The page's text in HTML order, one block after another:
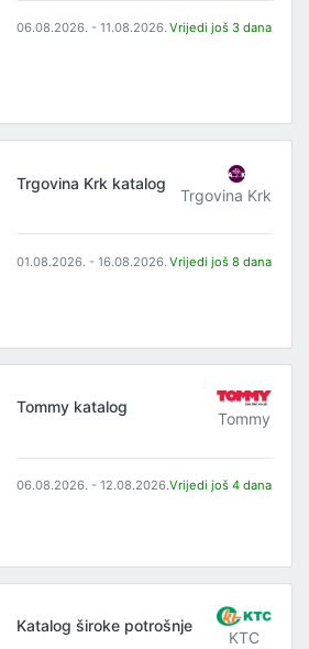
06.08.2026. - 11.08.2026. Vrijedi još 3 dana
Trgovina Krk katalog
Trgovina Krk
01.08.2026. - 16.08.2026. Vrijedi još 8 dana
Tommy katalog
Tommy
06.08.2026. - 12.08.2026.Vrijedi još 4 dana
Katalog široke potrošnje
KTC